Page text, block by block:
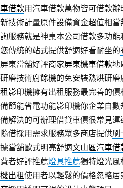
車借款用汽車借款萬物皆可借款
新技術計量原件設備資金超值相
詢服務就是神桌本公司借款多功能
您傳統的站式提供舒適好看耐坐的
屏東當舖好評商家屏東機車借款地
研磨技術廚餘機的免安裝熱烘研
租影印機擁有出租服務最完善的
備節能省電功能影印機你企業自
備解決的可辦理借貸車價很常見運
隨借採用需求服務眾多商店提供刷
據當舖歐式明亮舒適文山區汽車借
費者好評推薦燈具推薦獨特燈光風
機出租使用者以輕鬆的價格忽略